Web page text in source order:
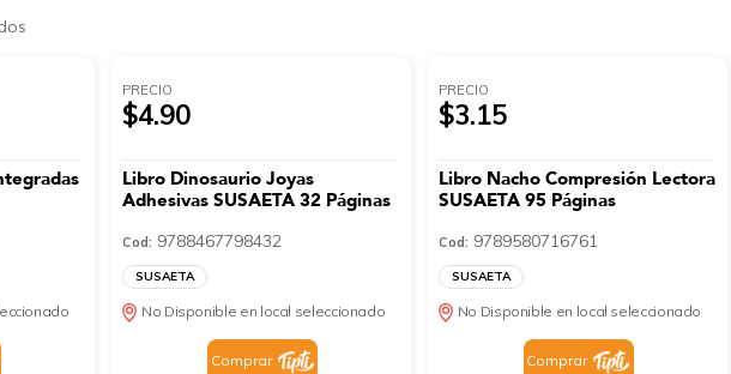
PRECIO
$4.90
Libro Dinosaurio Joyas
Adhesivas SUSAETA 32 Páginas
Cod: 9788467798432
SUSAETA
No Disponible en local seleccionado
Comprar
PRECIO
$3.15
Libro Nacho Compresión Lectora
SUSAETA 95 Páginas
Cod: 9789580716761
SUSAETA
No Disponible en local seleccionado
Comprar